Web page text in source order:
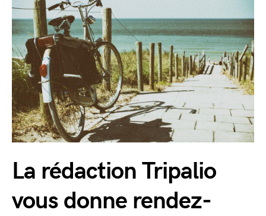
La rédaction Tripalio
vous donne rendez-